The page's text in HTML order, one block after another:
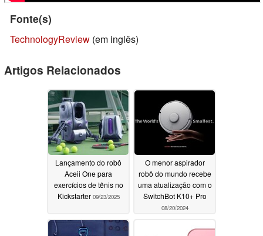
Fonte(s)
TechnologyReview (em inglês)
Artigos Relacionados
Lançamento do robô
Aceii One para
exercícios de tênis no
Kickstarter 09/23/2025
O menor aspirador
robô do mundo recebe
uma atualização com o
SwitchBot K10+ Pro
08/20/2024